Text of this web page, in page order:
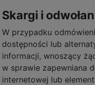
Skargi i
W przypadku
dostępności lub
informacji, wnoszący
w sprawie zapewniana
internetowej lub